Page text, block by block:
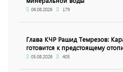
06.08.2026 179
Глава КЧР Рашид Темрезов:
готовится к предстоящему
05.08.2026 405